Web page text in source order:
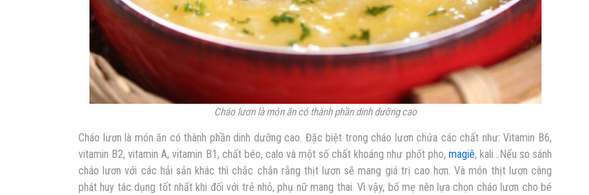
Cháo lươn là món ăn có thành phần dinh dưỡng cao
Cháo lươn là món ăn có thành phần dinh dưỡng cao. Đặc biệt trong cháo lươn chứa các chất như: Vitamin B6,
vitamin B2, vitamin A, vitamin B1, chất béo, calo và một số chất khoáng như phốt pho, magiê, kali…Nếu so sánh
cháo lươn với các hải sản khác thì chắc chắn rằng thịt lươn sẽ mang giá trị cao hơn. Và món thịt lươn càng
phát huy tác dụng tốt nhất khi đối với trẻ nhỏ, phụ nữ mang thai. Vì vậy, bố mẹ nên lựa chọn cháo lươn cho bé